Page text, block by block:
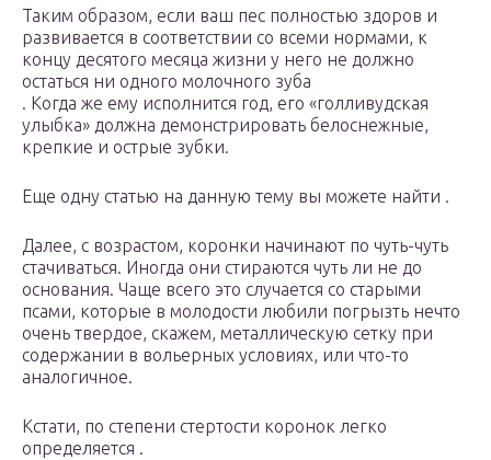
Таким образом, если ваш пес полностью здоров и
развивается в соответствии со всеми нормами, к
концу десятого месяца жизни у него не должно
остаться ни одного молочного зуба
. Когда же ему исполнится год, его «голливудская
улыбка» должна демонстрировать белоснежные,
крепкие и острые зубки.
Еще одну статью на данную тему вы можете найти .
Далее, с возрастом, коронки начинают по чуть-чуть
стачиваться. Иногда они стираются чуть ли не до
основания. Чаще всего это случается со старыми
псами, которые в молодости любили погрызть нечто
очень твердое, скажем, металлическую сетку при
содержании в вольерных условиях, или что-то
аналогичное.
Кстати, по степени стертости коронок легко
определяется .